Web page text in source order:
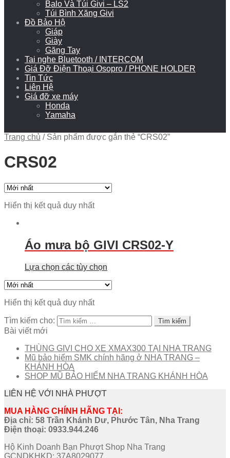
Balo Và Túi Givi – LS2
Túi Bình Xăng Givi
Đồ Bảo Hộ
Giáp
Giày
Găng Tay
Tai nghe Bluetooth / INTERCOM
Giá Đỡ Điện Thoại Osopro / PHONE HOLDER
Tin Tức
Liên Hệ
Giá đỡ xe máy
Honda
Yamaha
Trang chủ / Sản phẩm được gắn thẻ “CRS02”
CRS02
Hiển thị kết quả duy nhất
Áo mưa bộ GIVI CRS02-Y
Lựa chọn các tùy chọn
Hiển thị kết quả duy nhất
Tìm kiếm cho:
Bài viết mới
THÙNG GIVI CHO XE XMAX300 TẠI NHA TRANG
Mũ bảo hiểm SMK chính hãng ở NHA TRANG –
KHÁNH HÒA
SHOP MŨ BẢO HIỂM NHA TRANG KHÁNH HÒA
LIÊN HỆ VỚI NHÀ PHƯỢT
MUA HÀNG CHÍNH HÃNG TẠI:
Địa chỉ: 58 Trần Khánh Dư, Phước Tân, Nha Trang
Điện thoại: 0933.944.246
Hộ Kinh Doanh Bạn Phượt Shop Nha Trang
GCNDKHKD: 37A8029077